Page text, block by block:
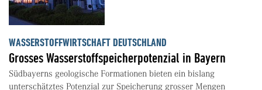
WASSERSTOFFWIRTSCHAFT DEUTSCHLAND
Grosses Wasserstoffspeicherpotenzial in Bayern
Südbayerns geologische Formationen bieten ein bislang
unterschätztes Potenzial zur Speicherung grosser Mengen